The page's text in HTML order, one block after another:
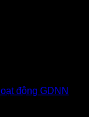
động GDNN